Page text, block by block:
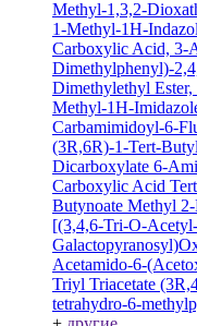
Methyl-1,3,2-
1-Methyl-1H-
Carboxylic Acid, 3-
Dimethylphenyl)-
Dimethylethyl Ester,
Methyl-1H-
Carbamimidoyl-6-
(3R,6R)-1-Tert-
Dicarboxylate 6-
Carboxylic Acid
Butynoate Methyl
[(3,4,6-Tri-O-
Acetamido-6-
Triyl Triacetate
tetrahydro-6-